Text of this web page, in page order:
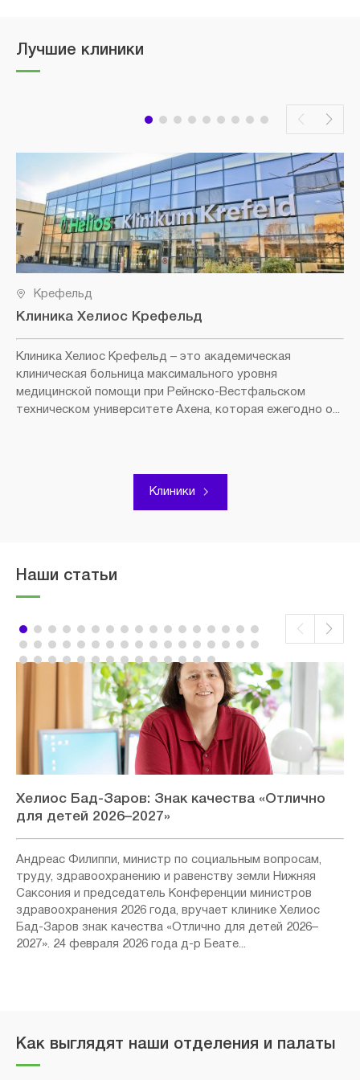
Лучшие клиники
Крефельд
Клиника Хелиос Крефельд
Клиника Хелиос Крефельд – это академическая
клиническая больница максимального уровня
медицинской помощи при Рейнско-Вестфальском
техническом университете Ахена, которая ежегодно о...
Клиники
Наши статьи
Хелиос Бад-Заров: Знак качества «Отлично
для детей 2026–2027»
Андреас Филиппи, министр по социальным вопросам,
труду, здравоохранению и равенству земли Нижняя
Саксония и председатель Конференции министров
здравоохранения 2026 года, вручает клинике Хелиос
Бад-Заров знак качества «Отлично для детей 2026–
2027». 24 февраля 2026 года д-р Беате...
Как выглядят наши отделения и палаты